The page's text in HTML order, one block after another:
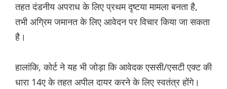
तहत दंडनीय अपराध के लिए प्रथम दृष्टया मामला बनता है,
तभी अग्रिम जमानत के लिए आवेदन पर विचार किया जा सकता
है।
हालांकि, कोर्ट ने यह भी जोड़ा कि आवेदक एससी/एसटी एक्ट की
धारा 14ए के तहत अपील दायर करने के लिए स्वतंत्र होंगे।